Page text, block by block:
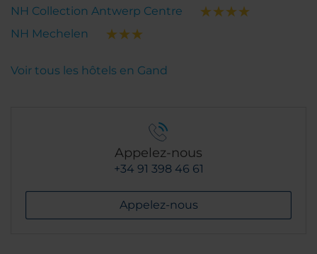
NH Collection Antwerp Centre
NH Mechelen
Voir tous les hôtels en Gand
Appelez-nous
+34 91 398 46 61
Appelez-nous